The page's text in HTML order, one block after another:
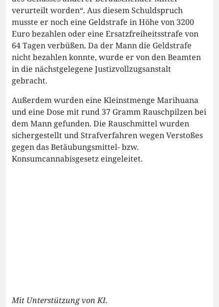
verurteilt worden“. Aus diesem Schuldspruch
musste er noch eine Geldstrafe in Höhe von 3200
Euro bezahlen oder eine Ersatzfreiheitsstrafe von
64 Tagen verbüßen. Da der Mann die Geldstrafe
nicht bezahlen konnte, wurde er von den Beamten
in die nächstgelegene Justizvollzugsanstalt
gebracht.
Außerdem wurden eine Kleinstmenge Marihuana
und eine Dose mit rund 37 Gramm Rauschpilzen bei
dem Mann gefunden. Die Rauschmittel wurden
sichergestellt und Strafverfahren wegen Verstoßes
gegen das Betäubungsmittel- bzw.
Konsumcannabisgesetz eingeleitet.
Mit Unterstützung von KI.